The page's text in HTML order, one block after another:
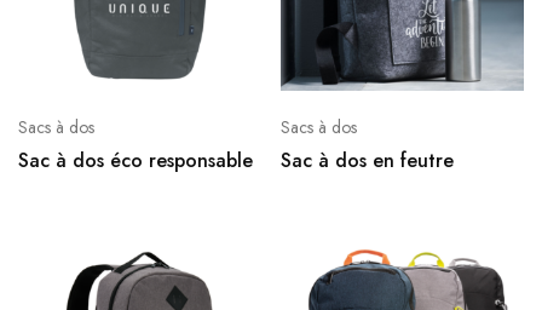
Sacs à dos
Sac à dos éco responsable
Sacs à dos
Sac à dos en feutre